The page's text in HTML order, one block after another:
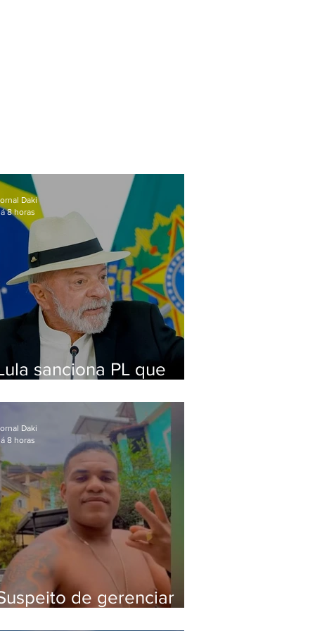
sanciona PL que
contra crianças
Daki
8 horas
de gerenciar
Daki
8 horas